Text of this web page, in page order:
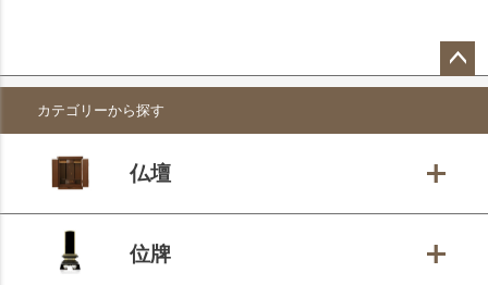
ペー
ップ
カテゴリーから探す
仏壇
位牌